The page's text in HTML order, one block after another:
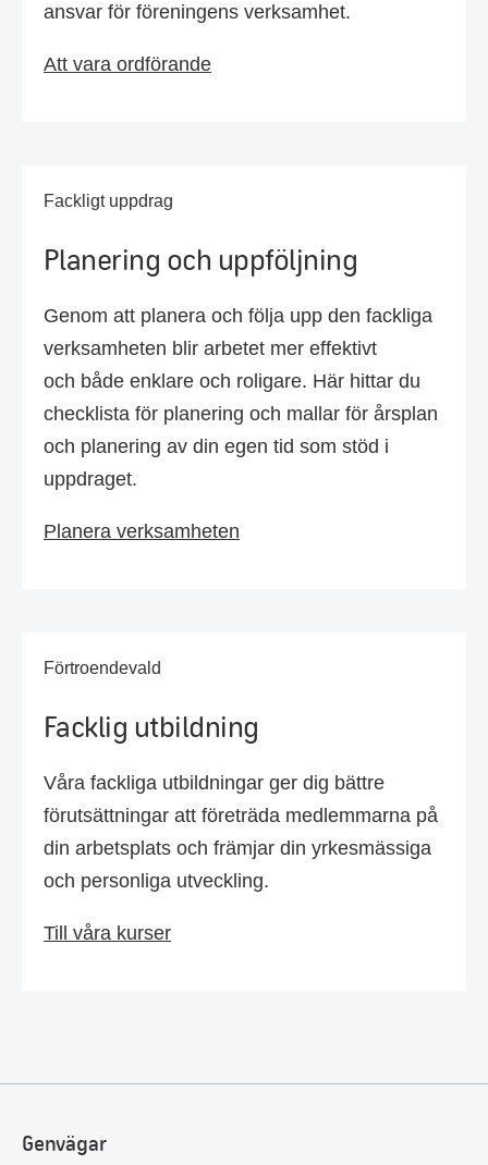
ansvar för föreningens verksamhet.
Att vara ordförande
Fackligt uppdrag
Planering och uppföljning
Genom att planera och följa upp den fackliga
verksamheten blir arbetet mer effektivt
och både enklare och roligare. Här hittar du
checklista för planering och mallar för årsplan
och planering av din egen tid som stöd i
uppdraget.
Planera verksamheten
Förtroendevald
Facklig utbildning
Våra fackliga utbildningar ger dig bättre
förutsättningar att företräda medlemmarna på
din arbetsplats och främjar din yrkesmässiga
och personliga utveckling.
Till våra kurser
Genvägar